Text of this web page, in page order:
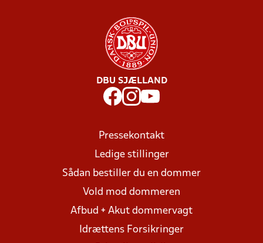
DBU SJÆLLAND
Pressekontakt
Ledige stillinger
Sådan bestiller du en dommer
Vold mod dommeren
Afbud + Akut dommervagt
Idrættens Forsikringer